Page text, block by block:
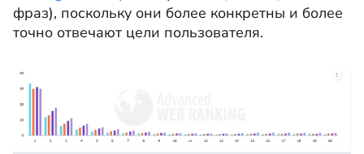
фраз), поскольку они более конкретны и более
точно отвечают цели пользователя.